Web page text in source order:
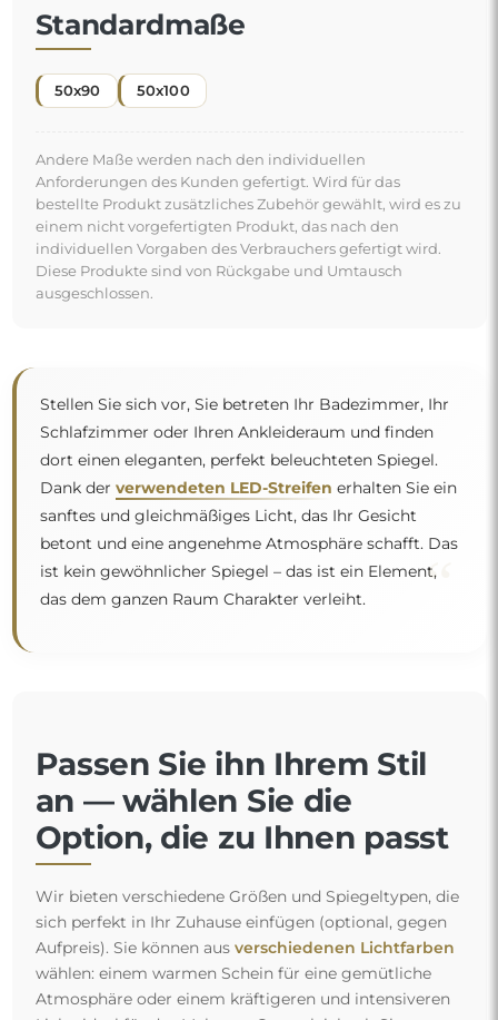
Standardmaße
50x90 50x100
Andere Maße werden nach den individuellen
Anforderungen des Kunden gefertigt. Wird für das
bestellte Produkt zusätzliches Zubehör gewählt, wird es zu
einem nicht vorgefertigten Produkt, das nach den
individuellen Vorgaben des Verbrauchers gefertigt wird.
Diese Produkte sind von Rückgabe und Umtausch
ausgeschlossen.
Stellen Sie sich vor, Sie betreten Ihr Badezimmer, Ihr
Schlafzimmer oder Ihren Ankleideraum und finden
dort einen eleganten, perfekt beleuchteten Spiegel.
Dank der verwendeten LED-Streifen erhalten Sie ein
sanftes und gleichmäßiges Licht, das Ihr Gesicht
betont und eine angenehme Atmosphäre schafft. Das
ist kein gewöhnlicher Spiegel – das ist ein Element,
das dem ganzen Raum Charakter verleiht.
“
Passen Sie ihn Ihrem Stil
an — wählen Sie die
Option, die zu Ihnen passt
Wir bieten verschiedene Größen und Spiegeltypen, die
sich perfekt in Ihr Zuhause einfügen (optional, gegen
Aufpreis). Sie können aus verschiedenen Lichtfarben
wählen: einem warmen Schein für eine gemütliche
Atmosphäre oder einem kräftigeren und intensiveren